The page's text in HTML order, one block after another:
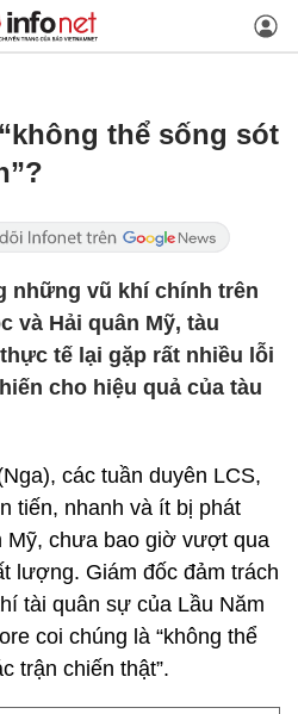
thể sống sót
những vũ khí chính trên
và Hải quân Mỹ, tàu
tế lại gặp rất nhiều lỗi
cho hiệu quả của tàu
các tuần duyên LCS,
tiến, nhanh và ít bị phát
Mỹ, chưa bao giờ vượt qua
lượng. Giám đốc đảm trách
tài quân sự của Lầu Năm
coi chúng là “không thể
trận chiến thật”.